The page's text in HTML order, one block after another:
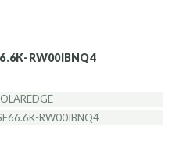
RW00IBNQ4
RW00IBNQ4